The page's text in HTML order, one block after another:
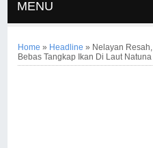
MENU
Home » Headline » Nelayan
Bebas Tangkap Ikan Di Laut Natuna